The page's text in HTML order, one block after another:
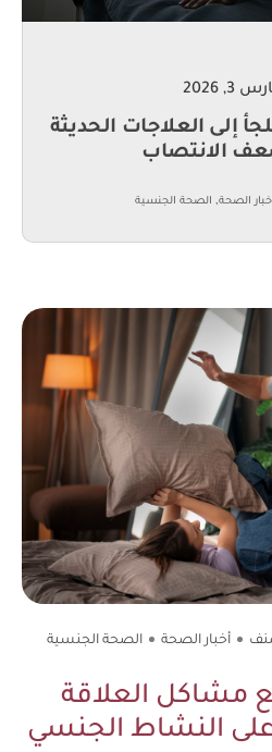
3, 2026
إلى العلاجات الحديثة
الانتصاب
الصحة, الصحة الجنسية
أخبار الصحة الصحة الجنسية
مشاكل العلاقة
على النشاط الجنسي